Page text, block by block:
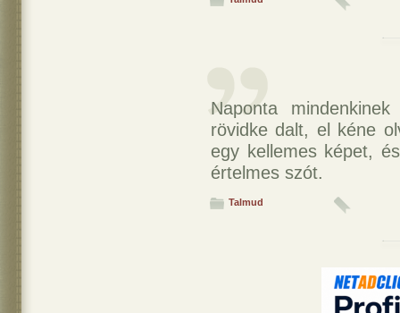
Naponta
rövidke dalt, el kéne
egy kellemes képet,
értelmes szót.
Talmud